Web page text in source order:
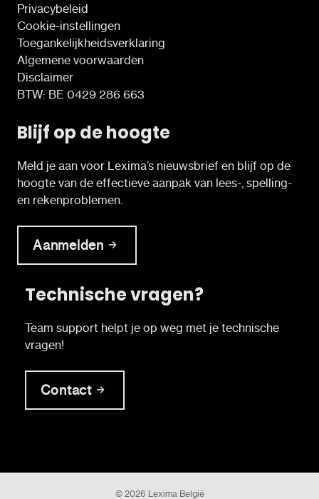
Privacybeleid
Cookie-instellingen
Toegankelijkheidsverklaring
Algemene voorwaarden
Disclaimer
BTW: BE 0429 286 663
Blijf op de hoogte
Meld je aan voor Lexima’s nieuwsbrief en blijf op de
hoogte van de effectieve aanpak van lees-, spelling-
en rekenproblemen.
Aanmelden
Technische vragen?
Team support helpt je op weg met je technische
vragen!
Contact
© 2026 Lexima België